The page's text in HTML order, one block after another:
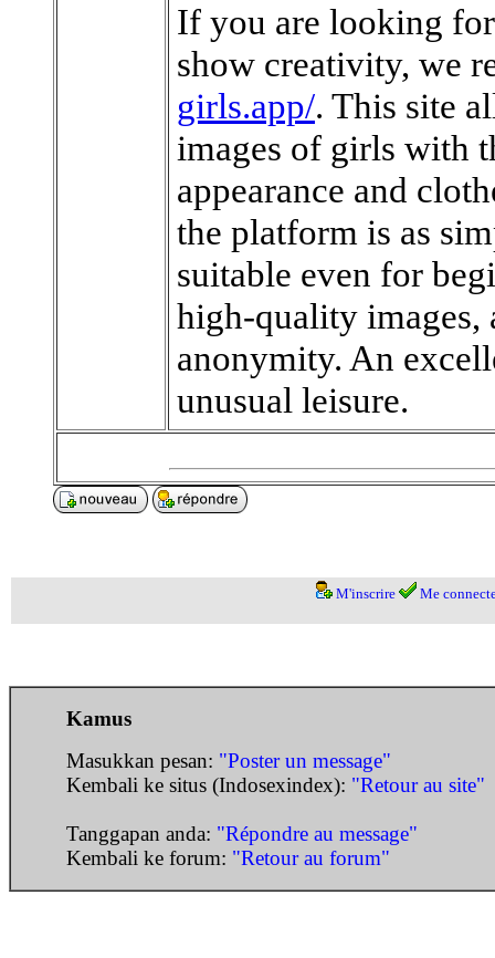
If you are looking
show creativity, we
girls.app/. This site
images of girls with
appearance and
the platform is as
suitable even for
high-quality images,
anonymity. An
unusual leisure.
M'inscrire Me
Kamus
Masukkan pesan: "Poster un message"
Kembali ke situs (Indosexindex): "Retour au site"
Tanggapan anda: "Répondre au message"
Kembali ke forum: "Retour au forum"